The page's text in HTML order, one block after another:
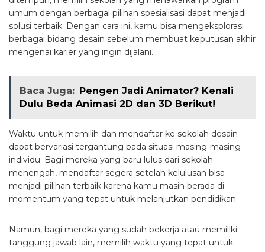
umum dengan berbagai pilihan spesialisasi dapat menjadi
solusi terbaik. Dengan cara ini, kamu bisa mengeksplorasi
berbagai bidang desain sebelum membuat keputusan akhir
mengenai karier yang ingin dijalani.
Baca Juga: Pengen Jadi Animator? Kenali
Dulu Beda Animasi 2D dan 3D Berikut!
Waktu untuk memilih dan mendaftar ke sekolah desain
dapat bervariasi tergantung pada situasi masing-masing
individu. Bagi mereka yang baru lulus dari sekolah
menengah, mendaftar segera setelah kelulusan bisa
menjadi pilihan terbaik karena kamu masih berada di
momentum yang tepat untuk melanjutkan pendidikan.
Namun, bagi mereka yang sudah bekerja atau memiliki
tanggung jawab lain, memilih waktu yang tepat untuk